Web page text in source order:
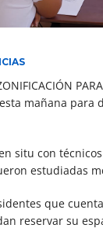
mañana
situ con
estudiadas
que
reservar su